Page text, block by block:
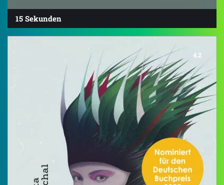
15 Sekunden
4.2